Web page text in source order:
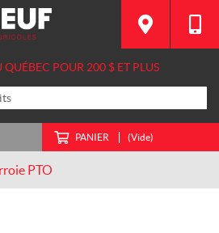
POUR 200 $ ET PLUS
PANIER (Vide)
PTO